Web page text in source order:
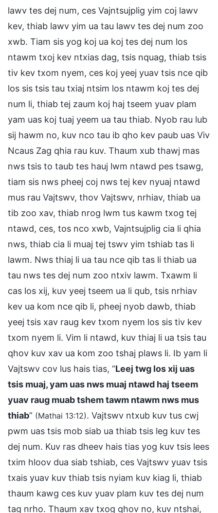
lawv tes dej num, ces Vajntsujplig yim coj lawv
kev, thiab lawv yim ua tau lawv tes dej num zoo
xwb. Tiam sis yog koj ua koj tes dej num los
ntawm txoj kev ntxias dag, tsis nquag, thiab tsis
tiv kev txom nyem, ces koj yeej yuav tsis nce qib
los sis tsis tau txiaj ntsim los ntawm koj tes dej
num li, thiab tej zaum koj haj tseem yuav plam
yam uas koj tuaj yeem ua tau thiab. Nyob rau lub
sij hawm no, kuv nco tau ib qho kev paub uas Viv
Ncaus Zag qhia rau kuv. Thaum xub thawj mas
nws tsis to taub tes hauj lwm ntawd pes tsawg,
tiam sis nws pheej coj nws tej kev nyuaj ntawd
mus rau Vajtswv, thov Vajtswv, nrhiav, thiab ua
tib zoo xav, thiab nrog lwm tus kawm txog tej
ntawd, ces, tos nco xwb, Vajntsujplig cia li qhia
nws, thiab cia li muaj tej tswv yim tshiab tas li
lawm. Nws thiaj li ua tau nce qib tas li thiab ua
tau nws tes dej num zoo ntxiv lawm. Txawm li
cas los xij, kuv yeej tseem ua li qub, tsis nrhiav
kev ua kom nce qib li, pheej nyob dawb, thiab
yeej tsis xav raug kev txom nyem los sis tiv kev
txom nyem li. Vim li ntawd, kuv thiaj li ua tsis tau
qhov kuv xav ua kom zoo tshaj plaws li. Ib yam li
Vajtswv cov lus hais tias, “Leej twg los xij uas
tsis muaj, yam uas nws muaj ntawd haj tseem
yuav raug muab tshem tawm ntawm nws mus
thiab” (Mathai 13:12). Vajtswv ntxub kuv tus cwj
pwm uas tsis mob siab ua thiab tsis leg kuv tes
dej num. Kuv ras dheev hais tias yog kuv tsis lees
txim hloov dua siab tshiab, ces Vajtswv yuav tsis
txais yuav kuv thiab tsis nyiam kuv kiag li, thiab
thaum kawg ces kuv yuav plam kuv tes dej num
tag nrho. Thaum xav txog qhov no, kuv ntshai,